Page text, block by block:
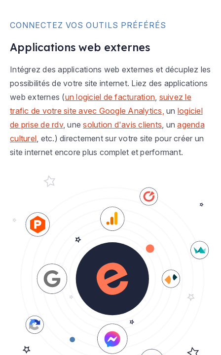
CONNECTEZ VOS OUTILS PRÉFÉRÉS
Applications web externes
Intégrez des applications web externes et décuplez les
possibilités de votre site internet. Liez des applications
web externes (un logiciel de facturation, suivez le
trafic de votre site avec Google Analytics, un logiciel
de prise de rdv, unesolution d'avis clients, unagenda
culturel, etc.) directement sur votre site pour créer un
site internet encore plus complet et performant.